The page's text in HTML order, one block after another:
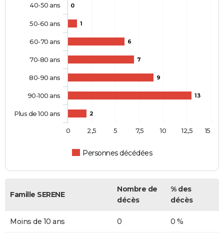
0
1
6
7
9
13
2
Personnes décédées
40-50 ans
50-60 ans
60-70 ans
70-80 ans
80-90 ans
90-100 ans
Plus de 100 ans
0 2,5 5 7,5 10 12,5 15
Famille SERENE
Nombre de
décès
% des
décès
Moins de 10 ans 0 0 %